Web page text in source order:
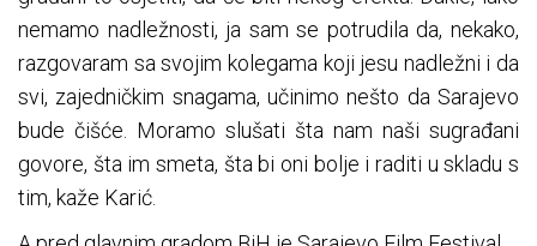
nemamo nadležnosti, ja sam se potrudila da, nekako,
razgovaram sa svojim kolegama koji jesu nadležni i da
svi, zajedničkim snagama, učinimo nešto da Sarajevo
bude čišće. Moramo slušati šta nam naši sugrađani
govore, šta im smeta, šta bi oni bolje i raditi u skladu s
tim, kaže Karić.